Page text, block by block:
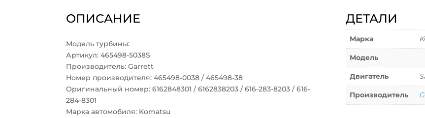
ОПИСАНИЕ
Модель турбины:
Артикул: 465498-5038S
Производитель: Garrett
Номер производителя: 465498-0038 / 465498-38
Оригинальный номер: 6162848301 / 6162838203 / 616-283-8203 / 616-
284-8301
Марка автомобиля: Komatsu
ДЕТАЛИ
Марка
Модель
Двигатель
Производитель